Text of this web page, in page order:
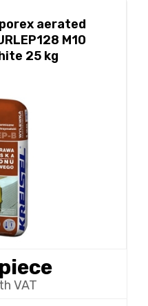
aerated
M10
25 kg
VAT